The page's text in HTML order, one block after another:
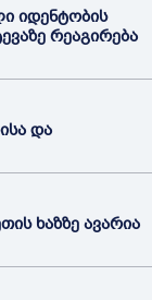
იდენტობის
რეაგირება
და
ხაზზე ავარია